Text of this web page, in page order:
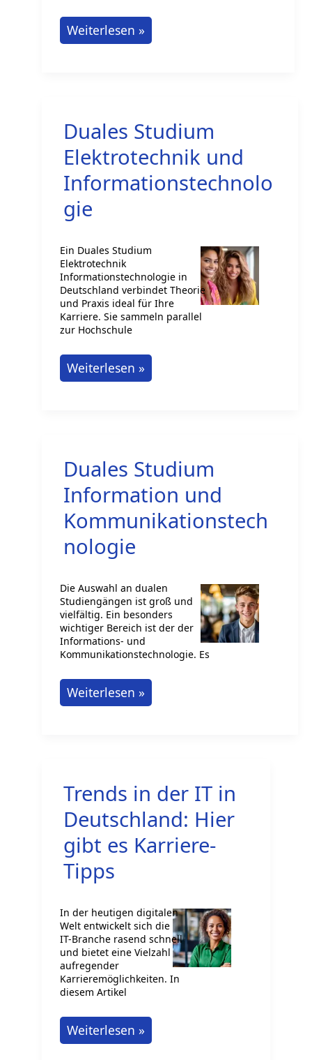
Karriere
im
Weiterlesen »
Duales Studium
Elektrotechnik und
Informationstechnolo
gie
Ein Duales Studium
Elektrotechnik
Informationstechnologie in
Deutschland verbindet Theorie
und Praxis ideal für Ihre
Karriere. Sie sammeln parallel
zur Hochschule
Duales
Studium
Weiterlesen »
Duales Studium
Information und
Kommunikationstech
nologie
Die Auswahl an dualen
Studiengängen ist groß und
vielfältig. Ein besonders
wichtiger Bereich ist der der
Informations- und
Kommunikationstechnologie. Es
Duales
Weiterlesen »
Trends in der IT in
Deutschland: Hier
gibt es Karriere-
Tipps
In der heutigen digitalen
Welt entwickelt sich die
IT-Branche rasend schnell
und bietet eine Vielzahl
aufregender
Karrieremöglichkeiten. In
diesem Artikel
Trends
Weiterlesen »